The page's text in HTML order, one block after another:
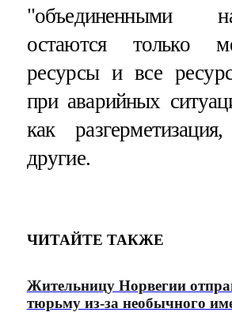
остаются только
ресурсы и все
при аварийных
как
другие.
ЧИТАЙТЕ ТАКЖЕ
Жительницу Норвегии
тюрьму из-за необычного